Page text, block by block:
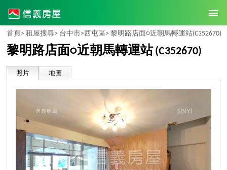
首頁> 租屋搜尋> 台中市>西屯區> 黎明路店面○近朝馬轉運站(C352670)
黎明路店面○近朝馬轉運站 (C352670)
照片 地圖